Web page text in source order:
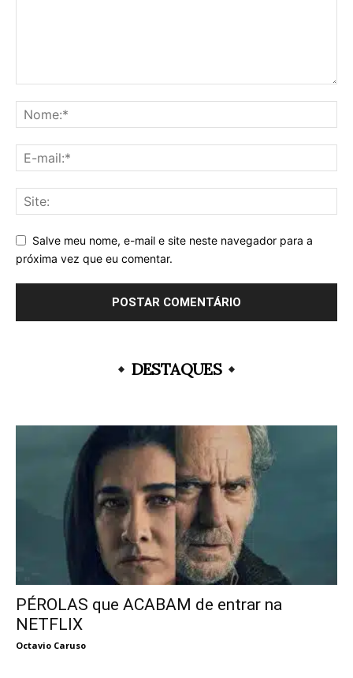
Salve meu nome, e-mail e site neste navegador para a
próxima vez que eu comentar.
DESTAQUES
PÉROLAS que ACABAM de entrar na
NETFLIX
Octavio Caruso